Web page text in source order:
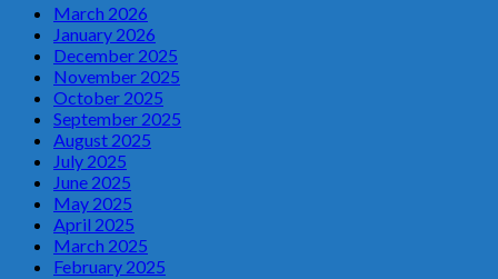
March 2026
January 2026
December 2025
November 2025
October 2025
September 2025
August 2025
July 2025
June 2025
May 2025
April 2025
March 2025
February 2025